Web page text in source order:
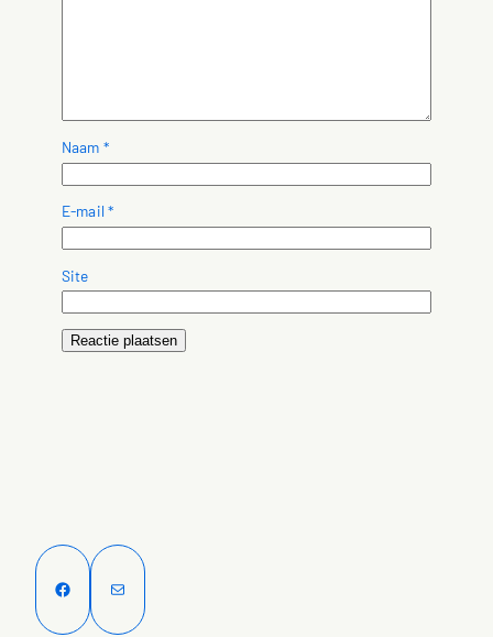
Naam *
E-mail*
Site
Facebook E-mail